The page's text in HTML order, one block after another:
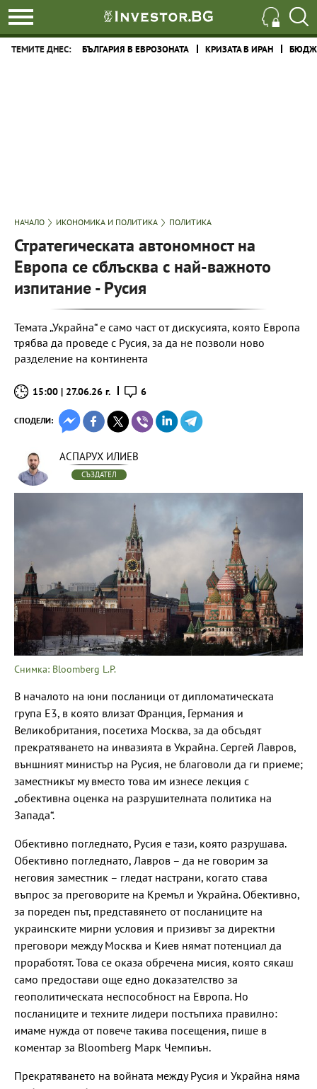
ТЕМИТЕ ДНЕС: БЪЛГАРИЯ В ЕВРОЗОНАТА КРИЗАТА В ИРАН
НАЧАЛО ИКОНОМИКА И ПОЛИТИКА ПОЛИТИКА
Стратегическата автономност на
Европа се сблъсква с най-важното
изпитание - Русия
Темата „Украйна“ е само част от дискусията, която Европа
трябва да проведе с Русия, за да не позволи ново
разделение на континента
15:00 | 27.06.26 г. 6
СПОДЕЛИ:
АСПАРУХ ИЛИЕВ
СЪЗДАТЕЛ
Снимка: Bloomberg L.P.
В началото на юни посланици от дипломатическата
група Е3, в която влизат Франция, Германия и
Великобритания, посетиха Москва, за да обсъдят
прекратяването на инвазията в Украйна. Сергей Лавров,
външният министър на Русия, не благоволи да ги приеме;
заместникът му вместо това им изнесе лекция с
„обективна оценка на разрушителната политика на
Запада“.
Обективно погледнато, Русия е тази, която разрушава.
Обективно погледнато, Лавров – да не говорим за
неговия заместник – гледат настрани, когато става
въпрос за преговорите на Кремъл и Украйна. Обективно,
за пореден път, представянето от посланиците на
украинските мирни условия и призивът за директни
преговори между Москва и Киев нямат потенциал да
проработят. Това се оказа обречена мисия, която сякаш
само предостави още едно доказателство за
геополитическата неспособност на Европа. Но
посланиците и техните лидери постъпиха правилно:
имаме нужда от повече такива посещения, пише в
коментар за Bloomberg Марк Чемпиън.
Прекратяването на войната между Русия и Украйна няма